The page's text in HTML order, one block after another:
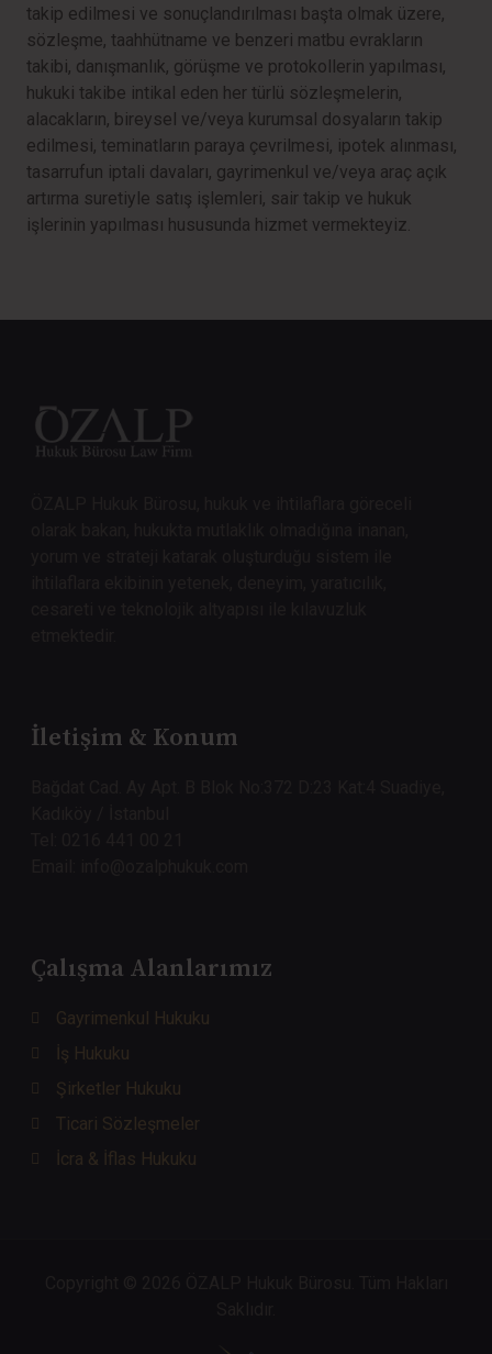
takip edilmesi ve sonuçlandırılması başta olmak üzere,
sözleşme, taahhütname ve benzeri matbu evrakların
takibi, danışmanlık, görüşme ve protokollerin yapılması,
hukuki takibe intikal eden her türlü sözleşmelerin,
alacakların, bireysel ve/veya kurumsal dosyaların takip
edilmesi, teminatların paraya çevrilmesi, ipotek alınması,
tasarrufun iptali davaları, gayrimenkul ve/veya araç açık
artırma suretiyle satış işlemleri, sair takip ve hukuk
işlerinin yapılması hususunda hizmet vermekteyiz.
İletişim & Konum
Çalışma Alanlarımız
Gayrimenkul Hukuku
İş Hukuku
Şirketler Hukuku
Ticari Sözleşmeler
İcra & İflas Hukuku